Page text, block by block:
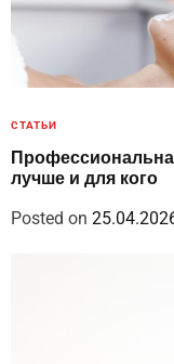
СТАТЬИ
лучше и для кого
Posted on